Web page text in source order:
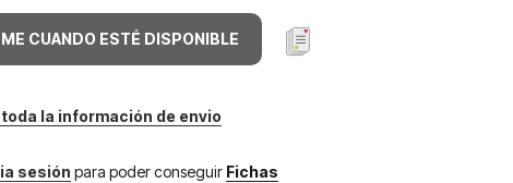
CUANDO ESTÉ DISPONIBLE
toda la información de envio
sesión para poder conseguir Fichas